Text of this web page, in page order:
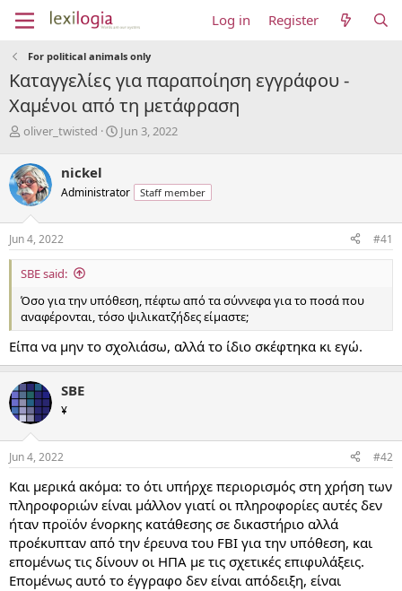
Log in Register
For political animals only
Καταγγελίες για παραποίηση εγγράφου -
Χαμένοι από τη μετάφραση
T
r
e
a
d
s
t
a
r
e
r
oliver_twisted
S
t
a
e
Jun 3, 2022
nickel
Administrator Staff member
Jun 4, 2022 #41
SBE said:
Όσο για την υπόθεση, πέφτω από τα σύννεφα για το ποσά που
αναφέρονται, τόσο ψιλικατζήδες είμαστε;
Είπα να μην το σχολιάσω, αλλά το ίδιο σκέφτηκα κι εγώ.
SBE
¥
Jun 4, 2022 #42
Και μερικά ακόμα: το ότι υπήρχε περιορισμός στη χρήση των
πληροφοριών είναι μάλλον γιατί οι πληροφορίες αυτές δεν
ήταν προϊόν ένορκης κατάθεσης σε δικαστήριο αλλά
προέκυπταν από την έρευνα του FBI για την υπόθεση, και
επομένως τις δίνουν οι ΗΠΑ με τις σχετικές επιφυλάξεις.
Επομένως αυτό το έγγραφο δεν είναι απόδειξη, είναι